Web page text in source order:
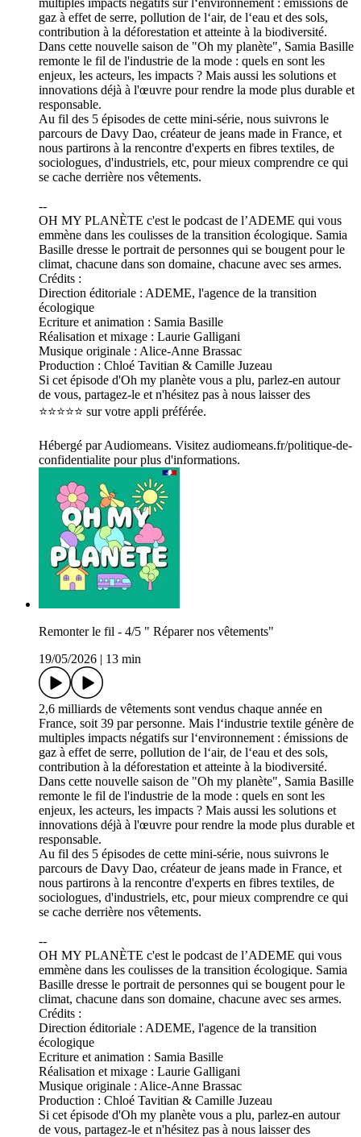
gaz à effet de serre, pollution de l‘air, de l‘eau et des sols,
contribution à la déforestation et atteinte à la biodiversité.
Dans cette nouvelle saison de "Oh my planète", Samia Basille
remonte le fil de l'industrie de la mode : quels en sont les
enjeux, les acteurs, les impacts ? Mais aussi les solutions et
innovations déjà à l'œuvre pour rendre la mode plus durable et
responsable.
Au fil des 5 épisodes de cette mini-série, nous suivrons le
parcours de Davy Dao, créateur de jeans made in France, et
nous partirons à la rencontre d'experts en fibres textiles, de
sociologues, d'industriels, etc, pour mieux comprendre ce qui
se cache derrière nos vêtements.
--
OH MY PLANÈTE c'est le podcast de l’ADEME qui vous
emmène dans les coulisses de la transition écologique. Samia
Basille dresse le portrait de personnes qui se bougent pour le
climat, chacune dans son domaine, chacune avec ses armes.
Crédits :
Direction éditoriale : ADEME, l'agence de la transition
écologique
Ecriture et animation : Samia Basille
Réalisation et mixage : Laurie Galligani
Musique originale : Alice-Anne Brassac
Production : Chloé Tavitian & Camille Juzeau
Si cet épisode d'Oh my planète vous a plu, parlez-en autour
de vous, partagez-le et n'hésitez pas à nous laisser des
⭐️⭐️⭐️⭐️⭐️ sur votre appli préférée.
Hébergé par Audiomeans. Visitez audiomeans.fr/politique-de-
confidentialite pour plus d'informations.
Remonter le fil - 4/5 " Réparer nos vêtements"
19/05/2026 | 13 min
2,6 milliards de vêtements sont vendus chaque année en
France, soit 39 par personne. Mais l‘industrie textile génère de
multiples impacts négatifs sur l‘environnement : émissions de
gaz à effet de serre, pollution de l‘air, de l‘eau et des sols,
contribution à la déforestation et atteinte à la biodiversité.
Dans cette nouvelle saison de "Oh my planète", Samia Basille
remonte le fil de l'industrie de la mode : quels en sont les
enjeux, les acteurs, les impacts ? Mais aussi les solutions et
innovations déjà à l'œuvre pour rendre la mode plus durable et
responsable.
Au fil des 5 épisodes de cette mini-série, nous suivrons le
parcours de Davy Dao, créateur de jeans made in France, et
nous partirons à la rencontre d'experts en fibres textiles, de
sociologues, d'industriels, etc, pour mieux comprendre ce qui
se cache derrière nos vêtements.
--
OH MY PLANÈTE c'est le podcast de l’ADEME qui vous
emmène dans les coulisses de la transition écologique. Samia
Basille dresse le portrait de personnes qui se bougent pour le
climat, chacune dans son domaine, chacune avec ses armes.
Crédits :
Direction éditoriale : ADEME, l'agence de la transition
écologique
Ecriture et animation : Samia Basille
Réalisation et mixage : Laurie Galligani
Musique originale : Alice-Anne Brassac
Production : Chloé Tavitian & Camille Juzeau
Si cet épisode d'Oh my planète vous a plu, parlez-en autour
de vous, partagez-le et n'hésitez pas à nous laisser des